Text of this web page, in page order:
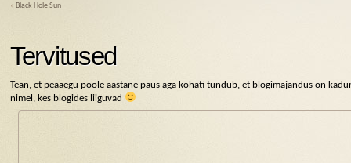
« Black Hole Sun
Tervitused
Tean, et peaaegu poole aastane paus aga kohati tundub, et blogimajandus on
nimel, kes blogides liiguvad